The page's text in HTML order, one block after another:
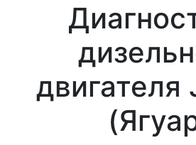
двигателя